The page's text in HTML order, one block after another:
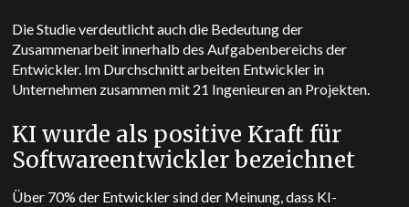
Die Studie verdeutlicht auch die Bedeutung der
Zusammenarbeit innerhalb des Aufgabenbereichs der
Entwickler. Im Durchschnitt arbeiten Entwickler in
Unternehmen zusammen mit 21 Ingenieuren an Projekten.
KI wurde als positive Kraft für
Softwareentwickler bezeichnet
Über 70% der Entwickler sind der Meinung, dass KI-